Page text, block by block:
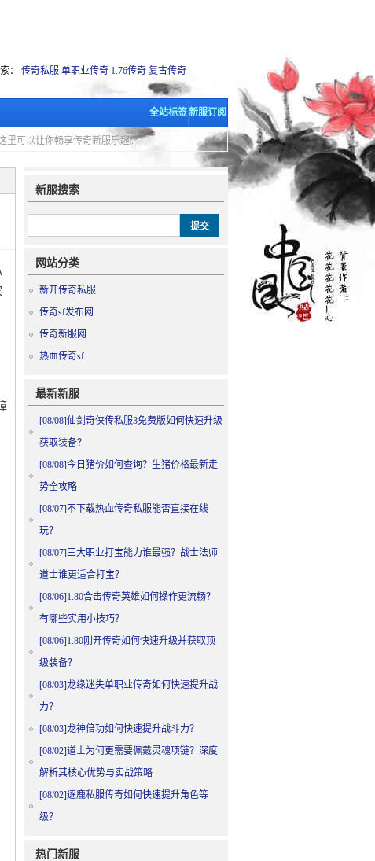
： 传奇私服 单职业传奇 1.76传奇 复古传奇
全站标签新服订阅
里可以让你畅享传奇新服乐趣。
新服搜索
网站分类
新开传奇私服
传奇sf发布网
传奇新服网
热血传奇sf
最新新服
[08/08]仙剑奇侠传私服3免费版如何快速升级
获取装备？
[08/08]今日猪价如何查询？生猪价格最新走
势全攻略
[08/07]不下载热血传奇私服能否直接在线
玩？
[08/07]三大职业打宝能力谁最强？战士法师
道士谁更适合打宝？
[08/06]1.80合击传奇英雄如何操作更流畅？
有哪些实用小技巧？
[08/06]1.80刚开传奇如何快速升级并获取顶
级装备？
[08/03]龙缘迷失单职业传奇如何快速提升战
力？
[08/03]龙神倍功如何快速提升战斗力？
[08/02]道士为何更需要佩戴灵魂项链？深度
解析其核心优势与实战策略
[08/02]逐鹿私服传奇如何快速提升角色等
级？
热门新服